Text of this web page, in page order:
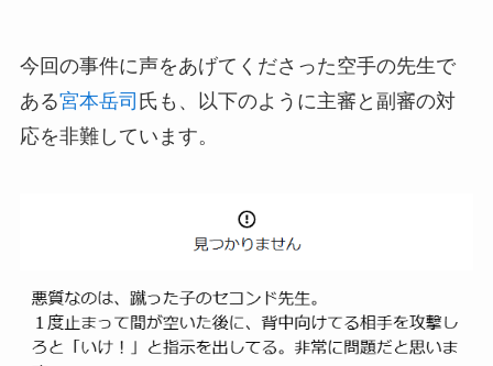
今回の事件に声をあげてくださった空手の先生で
ある宮本岳司 氏も、以下のように主審と副審の対
応を非難しています。